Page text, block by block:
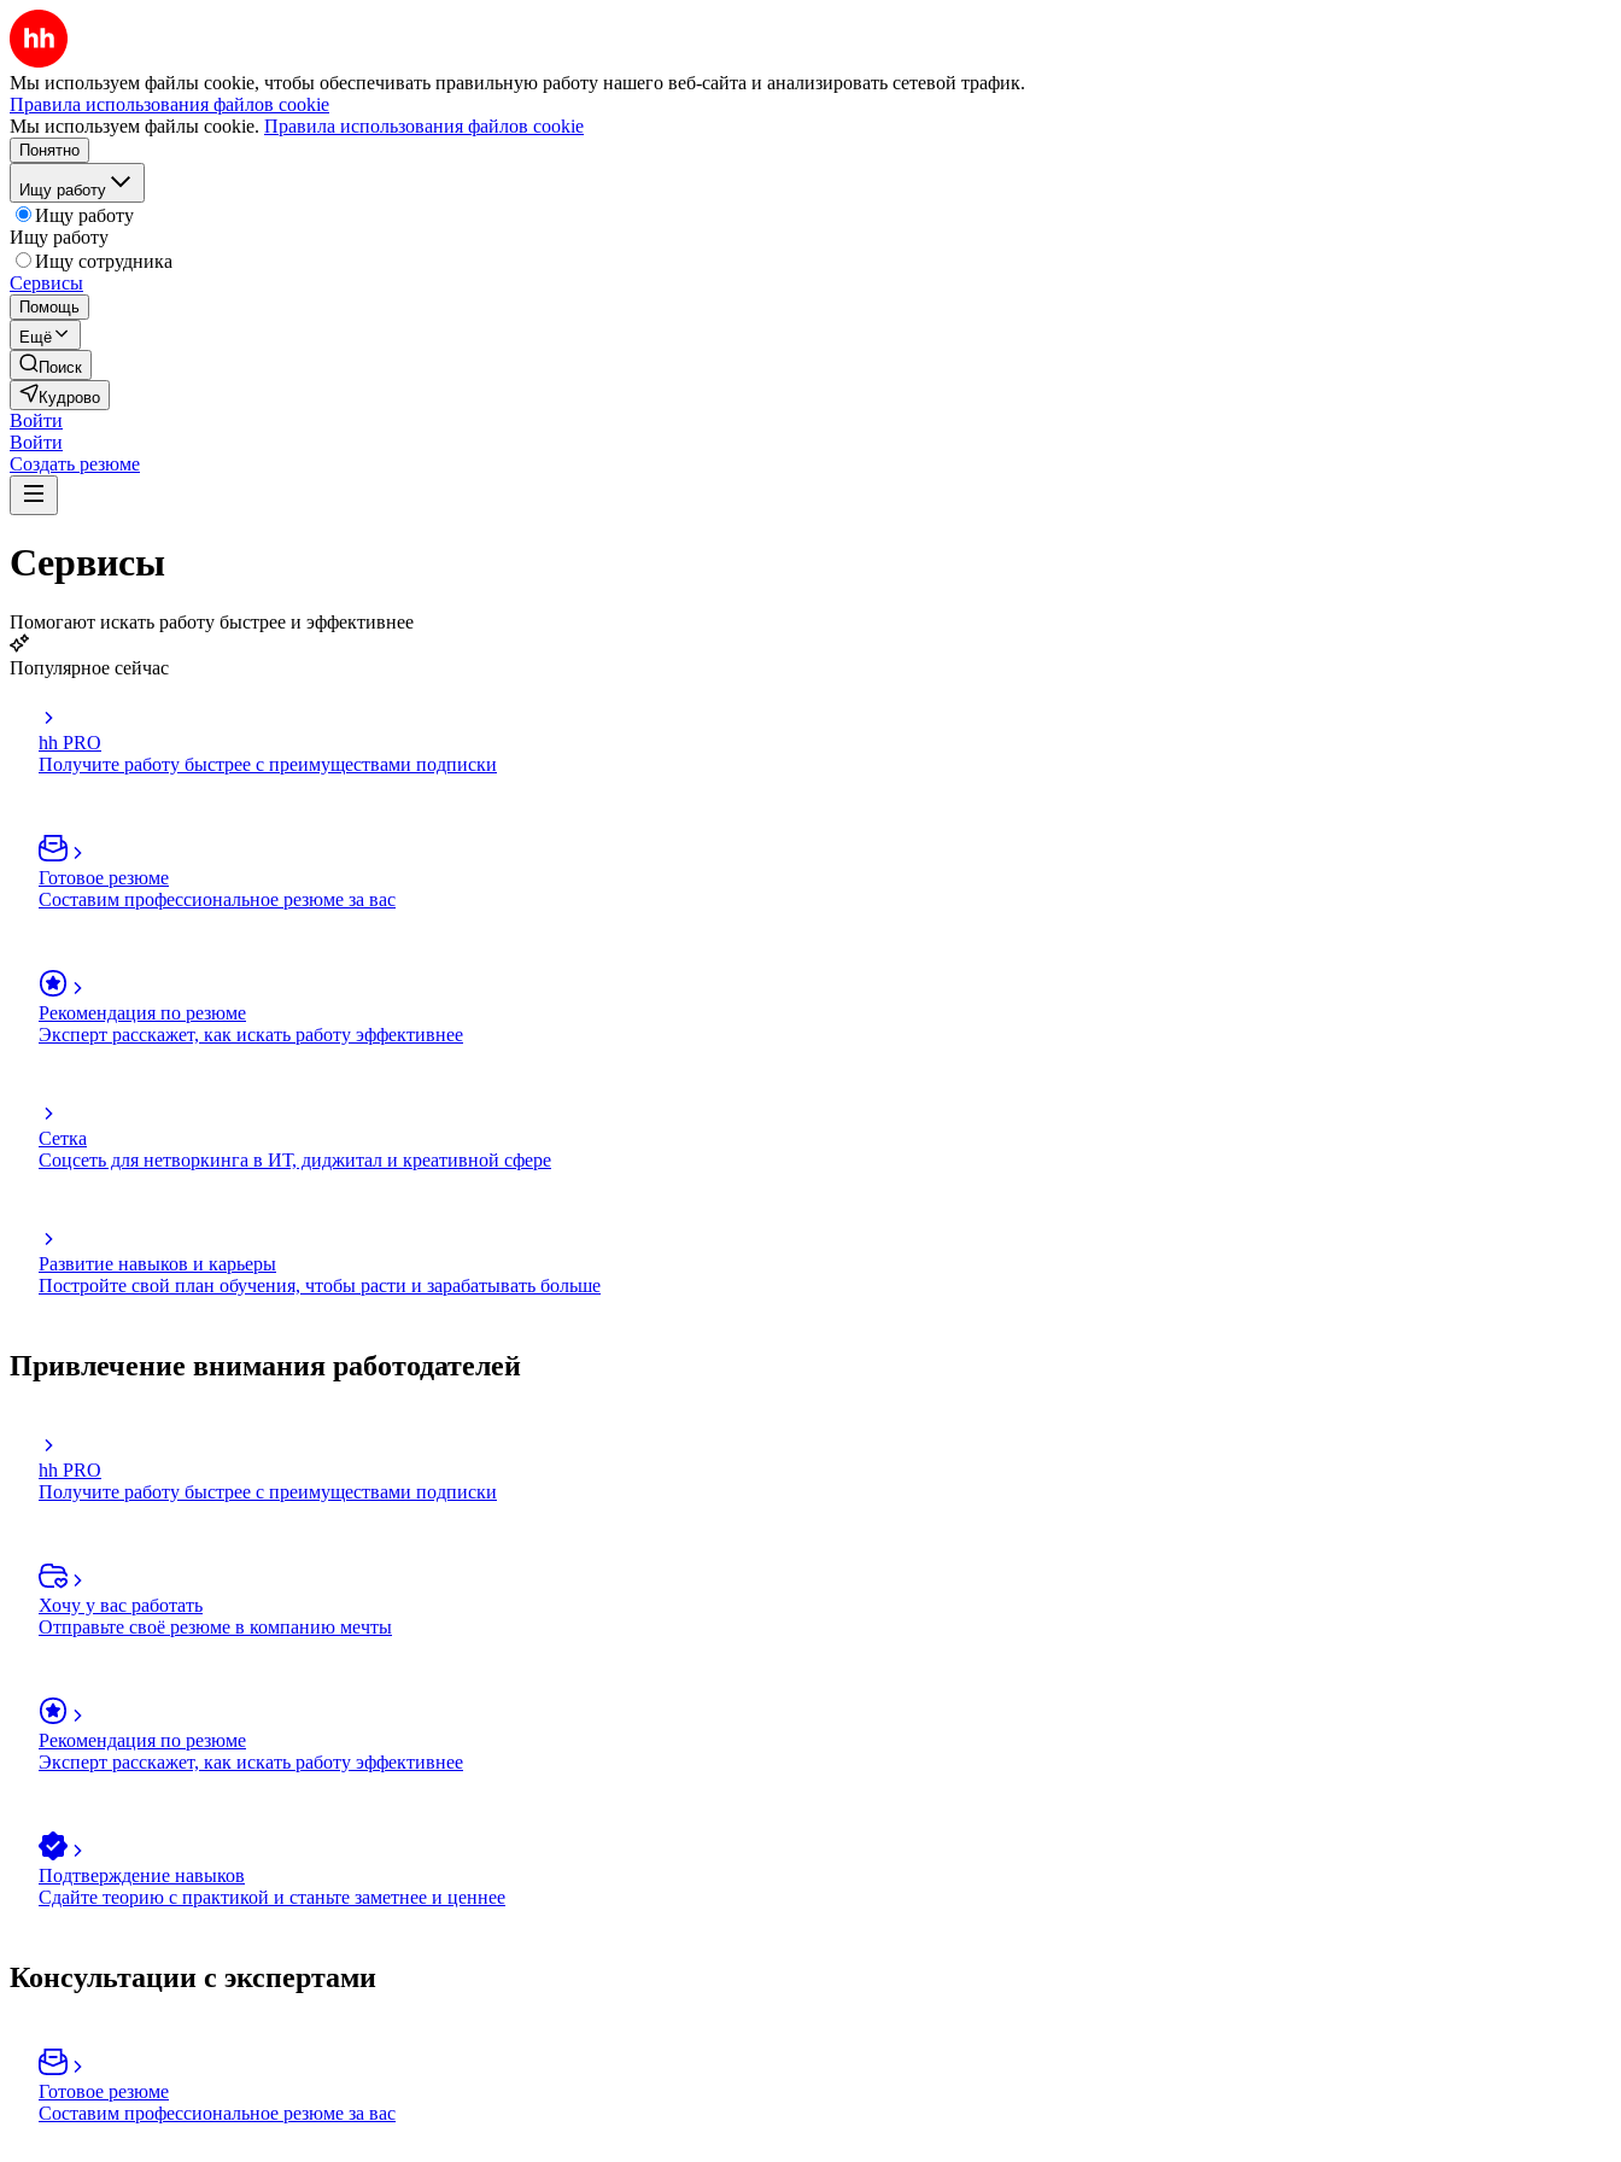
Мы используем файлы cookie, чтобы обеспечивать правильную работу нашего веб-сайта и анализировать сетевой трафик.
Правила использования файлов cookie
Мы используем файлы cookie. Правила использования файлов cookie
Понятно
Ищу работу
Ищу работу
Ищу работу
Ищу сотрудника
Сервисы
Помощь
Ещё
Поиск
Кудрово
Войти
Войти
Создать резюме
Сервисы
Помогают искать работу быстрее и эффективнее
Популярное сейчас
hh PRO
Получите работу быстрее с преимуществами подписки
Готовое резюме
Составим профессиональное резюме за вас
Рекомендация по резюме
Эксперт расскажет, как искать работу эффективнее
Сетка
Соцсеть для нетворкинга в ИТ, диджитал и креативной сфере
Развитие навыков и карьеры
Постройте свой план обучения, чтобы расти и зарабатывать больше
Привлечение внимания работодателей
hh PRO
Получите работу быстрее с преимуществами подписки
Хочу у вас работать
Отправьте своё резюме в компанию мечты
Рекомендация по резюме
Эксперт расскажет, как искать работу эффективнее
Подтверждение навыков
Сдайте теорию с практикой и станьте заметнее и ценнее
Консультации с экспертами
Готовое резюме
Составим профессиональное резюме за вас